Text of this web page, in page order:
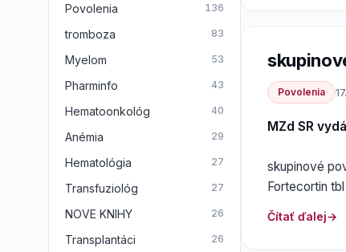
Povolenia
MZd SR
skupinové
Fortecortin
Čítať ďalej
Povolenia 136
tromboza 83
Myelom 53
Pharminfo 43
Hematoonkológ 40
Anémia 29
Hematológia 27
Transfuziológ 27
NOVE KNIHY 26
Transplantáci 26